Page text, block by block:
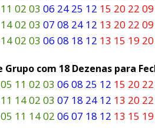
02 03 06 24 25 12 15 20 22
02 03 07 08 24 12 13 20 22
02 03 06 08 18 12 13 15 19
Grupo com 18 Dezenas para
11 02 03 06 08 25 12 15 20
14 02 03 07 18 24 12 13 20
11 14 02 06 07 18 12 13 15